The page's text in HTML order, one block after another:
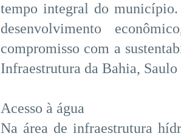
tempo integral do
desenvolvimento
compromisso com a
Infraestrutura da Bahia, Saulo
Acesso à água
Na área de infraestrutura